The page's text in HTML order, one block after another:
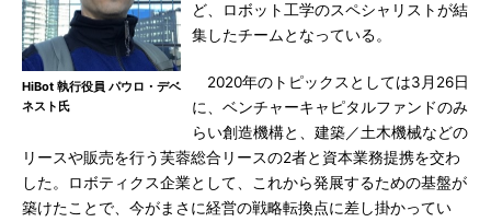
HiBot 執行役員 パウロ・デベ
ネスト氏
ど、ロボット工学のスペシャリストが結
集したチームとなっている。
2020年のトピックスとしては3月26日
に、ベンチャーキャピタルファンドのみ
らい創造機構と、建築／土木機械などの
リースや販売を行う芙蓉総合リースの2者と資本業務提携を交わ
した。ロボティクス企業として、これから発展するための基盤が
築けたことで、今がまさに経営の戦略転換点に差し掛かってい